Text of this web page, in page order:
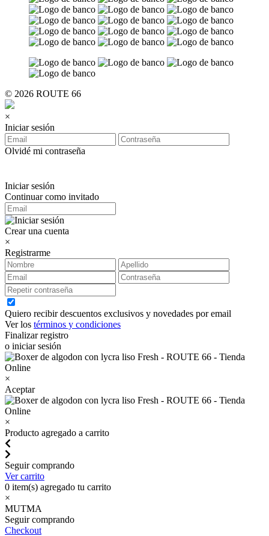
© 2026 ROUTE 66
×
Iniciar sesión
Olvidé mi contraseña
Iniciar sesión
Continuar como invitado
Crear una cuenta
×
Registrarme
Quiero recibir descuentos exclusivos y novedades por email
Ver los términos y condiciones
Finalizar registro
o iniciar sesión
×
Aceptar
×
Producto agregado a carrito
Seguir comprando
Ver carrito
0 item(s) agregado tu carrito
×
MUTMA
Seguir comprando
Checkout